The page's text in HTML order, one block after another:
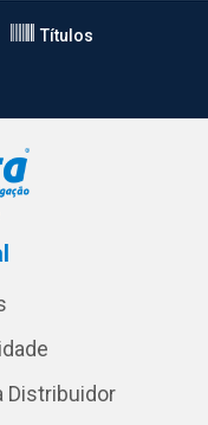
Títulos
Distribuidor